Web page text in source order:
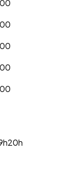
20h